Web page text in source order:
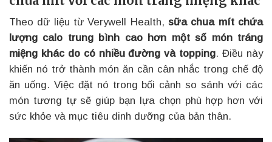
Theo dữ liệu từ Verywell Health, sữa chua mít chứa
lượng calo trung bình cao hơn một số món tráng
miệng khác do có nhiều đường và topping. Điều này
khiến nó trở thành món ăn cần cân nhắc trong chế độ
ăn uống. Việc đặt nó trong bối cảnh so sánh với các
món tương tự sẽ giúp bạn lựa chọn phù hợp hơn với
sức khỏe và mục tiêu dinh dưỡng của bản thân.